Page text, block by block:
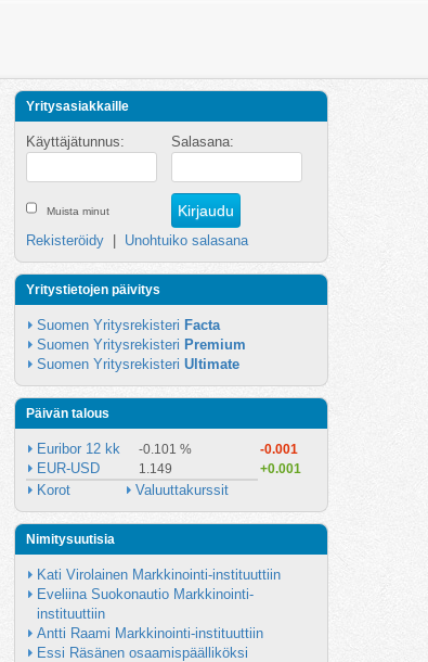
Yritysasiakkaille
Käyttäjätunnus: Salasana:
Muista minut
Rekisteröidy Unohtuiko salasana
Yritystietojen päivitys
Suomen Yritysrekisteri Facta
Suomen Yritysrekisteri Premium
Suomen Yritysrekisteri Ultimate
Päivän talous
Euribor 12 kk -0.101 % -0.001
EUR-USD 1.149 +0.001
Korot Valuuttakurssit
Nimitysuutisia
Kati Virolainen Markkinointi-instituuttiin
Eveliina Suokonautio Markkinointi-
instituuttiin
Antti Raami Markkinointi-instituuttiin
Essi Räsänen osaamispäälliköksi